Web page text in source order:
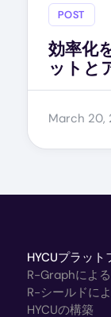
POST
効率化
ットと
March 20,
HYCUプラット
R-Graphによ
R-シールドに
HYCUの構築